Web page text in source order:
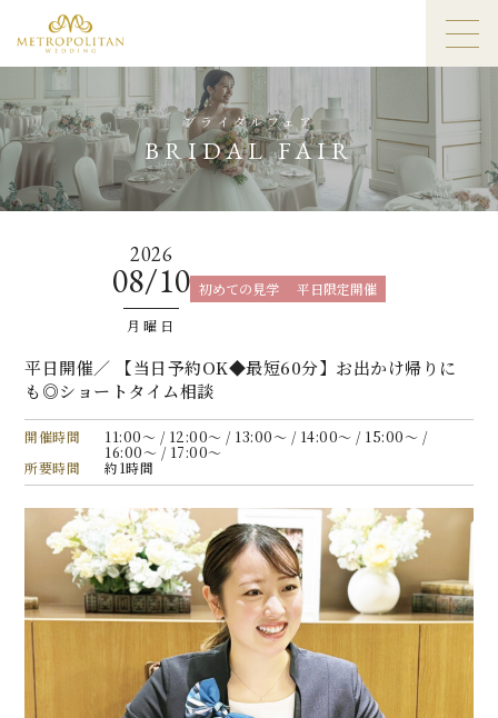
ブライダルフェア
BRIDAL FAIR
2026
08/10
月曜日
初めての見学 平日限定開催
平日開催／ 【当日予約OK◆最短60分】お出かけ帰りに
も◎ショートタイム相談
開催時間
11:00〜 / 12:00〜 / 13:00〜 / 14:00〜 / 15:00〜 /
16:00〜 / 17:00〜
所要時間
約1時間